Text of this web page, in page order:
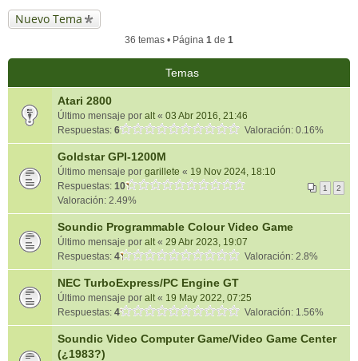
Nuevo Tema
36 temas • Página 1 de 1
Temas
Atari 2800
Último mensaje por alt« 03 Abr 2016, 21:46
Respuestas: 6 Valoración: 0.16%
Goldstar GPI-1200M
Último mensaje por garillete « 19 Nov 2024, 18:10
Respuestas: 10 1 2
Valoración: 2.49%
Soundic Programmable Colour Video Game
Último mensaje por alt« 29 Abr 2023, 19:07
Respuestas: 4 Valoración: 2.8%
NEC TurboExpress/PC Engine GT
Último mensaje por alt« 19 May 2022, 07:25
Respuestas: 4 Valoración: 1.56%
Soundic Video Computer Game/Video Game Center
(¿1983?)